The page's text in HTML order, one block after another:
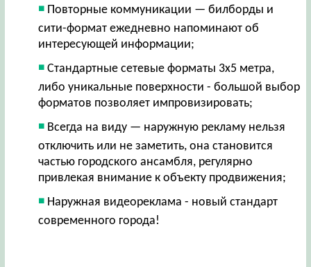
Повторные коммуникации — билборды и
сити-формат ежедневно напоминают об
интересующей информации;
Стандартные сетевые форматы 3х5 метра,
либо уникальные поверхности - большой выбор
форматов позволяет импровизировать;
Всегда на виду — наружную рекламу нельзя
отключить или не заметить, она становится
частью городского ансамбля, регулярно
привлекая внимание к объекту продвижения;
Наружная видеореклама - новый стандарт
современного города!